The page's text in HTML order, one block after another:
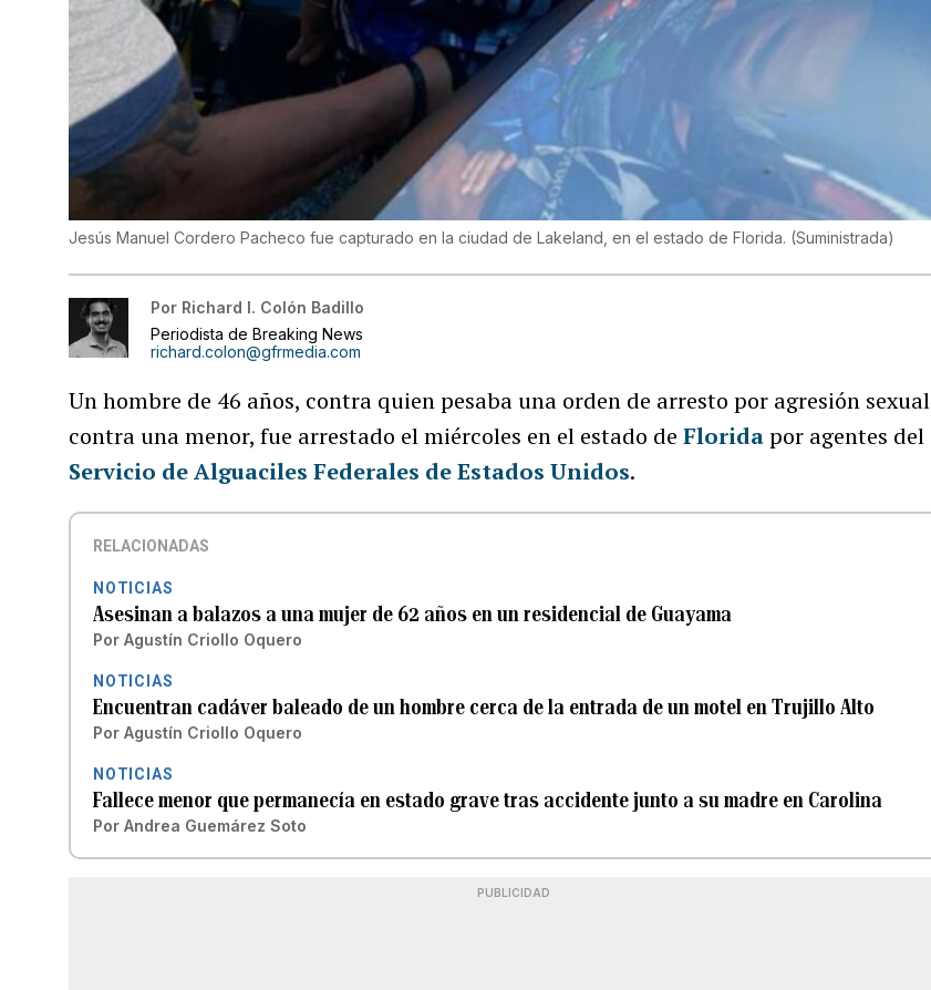
Jesús Manuel Cordero Pacheco fue capturado en la ciudad de Lakeland, en el estado de Florida. (Suministrada)
Por Richard I. Colón Badillo
Periodista de Breaking News
richard.colon@gfrmedia.com
Un hombre de 46 años, contra quien pesaba una orden de arresto por agresión sexual
contra una menor, fue arrestado el miércoles en el estado deFloridapor agentes del
Servicio de Alguaciles Federales de Estados Unidos.
RELACIONADAS
NOTICIAS
Asesinan a balazos a una mujer de 62 años en un residencial de Guayama
Por Agustín Criollo Oquero
NOTICIAS
Encuentran cadáver baleado de un hombre cerca de la entrada de un motel en Trujillo Alto
Por Agustín Criollo Oquero
NOTICIAS
Fallece menor que permanecía en estado grave tras accidente junto a su madre en Carolina
Por Andrea Guemárez Soto
PUBLICIDAD